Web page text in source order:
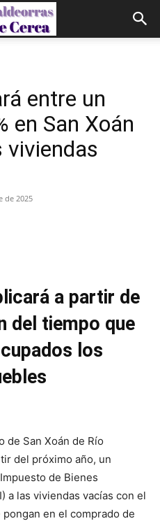
entre un
en San Xoán
viviendas
de 2025
a partir de
del tiempo que
los
de San Xoán de Río
del próximo año, un
de Bienes
a las viviendas vacías con el
en el comprado de